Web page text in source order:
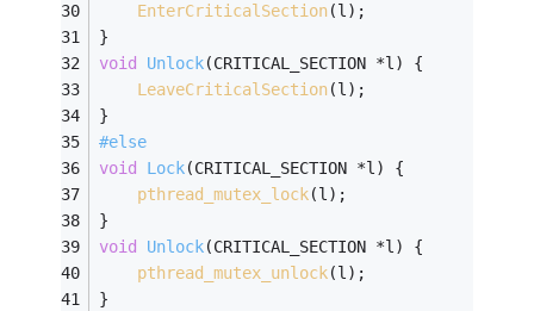
EnterCriticalSection(l);
}
void
Unlock(CRITICAL_SECTION *l)
{
LeaveCriticalSection(l);
}
#else
void
Lock(CRITICAL_SECTION *l)
{
pthread_mutex_lock(l);
}
void
Unlock(CRITICAL_SECTION *l)
{
pthread_mutex_unlock(l);
}